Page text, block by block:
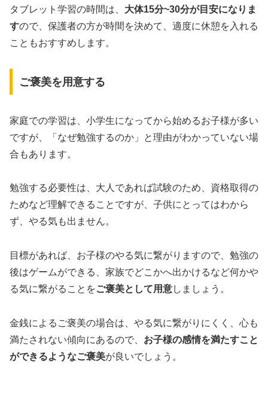
タブレット学習の時間は、 大体15分~30分が目安になりま
すので、保護者の方が時間を決めて、適度に休憩を入れる
こともおすすめします。
ご褒美を用意する
家庭での学習は、小学生になってから始めるお子様が多い
ですが、「なぜ勉強するのか」と理由がわかっていない場
合もあります。
勉強する必要性は、大人であれば試験のため、資格取得の
ためなど理解できることですが、子供にとってはわから
ず、やる気も出ません。
目標があれば、お子様のやる気に繋がりますので、勉強の
後はゲームができる、家族でどこかへ出かけるなど何かや
る気に繋がることをご褒美として用意しましょう。
金銭によるご褒美の場合は、やる気に繋がりにくく、心も
満たされない傾向にあるので、 お子様の感情を満たすこと
ができるようなご褒美が良いでしょう。